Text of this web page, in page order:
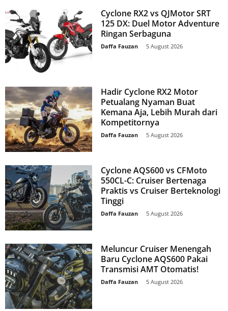
Cyclone RX2 vs QJMotor SRT
125 DX: Duel Motor Adventure
Ringan Serbaguna
Daffa Fauzan 5 August 2026
Hadir Cyclone RX2 Motor
Petualang Nyaman Buat
Kemana Aja, Lebih Murah dari
Kompetitornya
Daffa Fauzan 5 August 2026
Cyclone AQS600 vs CFMoto
550CL-C: Cruiser Bertenaga
Praktis vs Cruiser Berteknologi
Tinggi
Daffa Fauzan 5 August 2026
Meluncur Cruiser Menengah
Baru Cyclone AQS600 Pakai
Transmisi AMT Otomatis!
Daffa Fauzan 5 August 2026